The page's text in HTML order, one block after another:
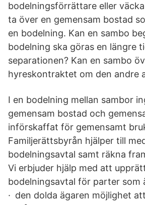
bodelningsförrättare eller
ta över en gemensam bostad
en bodelning. Kan en sambo
bodelning ska göras en längre
separationen? Kan en sambo
hyreskontraktet om den andre
I en bodelning mellan sambor
gemensam bostad och
införskaffat för gemensamt
Familjerättsbyrån hjälper till
bodelningsavtal samt räkna
Vi erbjuder hjälp med att
bodelningsavtal för parter som
· den dolda ägaren möjlighet